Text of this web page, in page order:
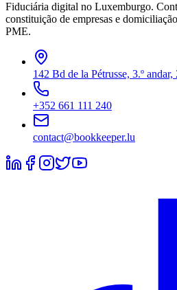
Fiduciária digital no Luxemburgo.
constituição de empresas e
PME.
142 Bd de la Pétrusse, 3.º
+352 661 111 240
contact@bookkeeper.lu